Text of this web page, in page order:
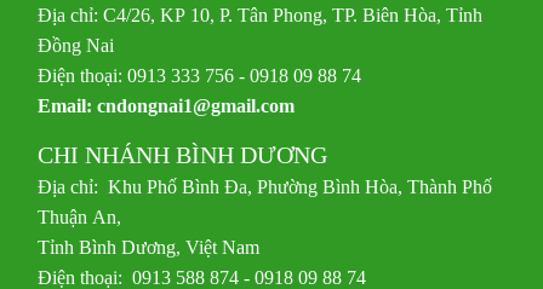
Địa chỉ: C4/26, KP 10, P. Tân Phong, TP. Biên Hòa, Tỉnh
Đồng Nai
Điện thoại: 0913 333 756 - 0918 09 88 74
Email:cndongnai1@gmail.com
CHI NHÁNH BÌNH DƯƠNG
Địa chỉ: Khu Phố Bình Đa, Phường Bình Hòa, Thành Phố
Thuận An,
Tỉnh Bình Dương, Việt Nam
Điện thoại: 0913 588 874 - 0918 09 88 74